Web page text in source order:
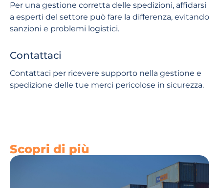
Per una gestione corretta delle spedizioni, affidarsi
a esperti del settore può fare la differenza, evitando
sanzioni e problemi logistici.
Contattaci
Contattaci per ricevere supporto nella gestione e
spedizione delle tue merci pericolose in sicurezza.
Scopri di più